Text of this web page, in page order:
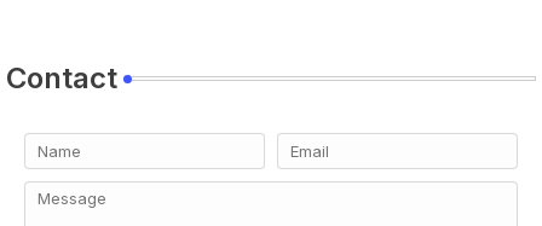
Contact